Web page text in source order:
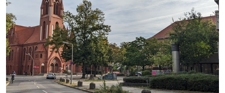
mehr erfahren